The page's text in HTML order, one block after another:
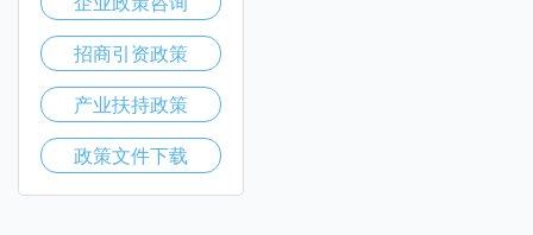
招商引资政策
产业扶持政策
政策文件下载